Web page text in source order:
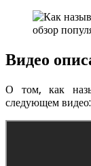
Видео
О том, как
следующем видео: